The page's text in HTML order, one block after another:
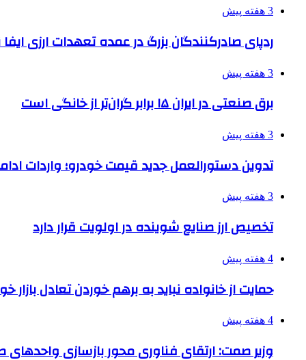
3 هفته پیش
ردپای صادرکنندگان بزرگ در عمده تعهدات ارزی
3 هفته پیش
برق صنعتی در ایران ۱۵ برابر گران‌تر از خانگی است
3 هفته پیش
تدوین دستورالعمل جدید قیمت خودرو؛ واردات
3 هفته پیش
تخصیص ارز صنایع شوینده در اولویت قرار دارد
4 هفته پیش
حمایت از خانواده نباید به برهم خوردن تعادل
4 هفته پیش
وزیر صمت: ارتقای فناوری محور بازسازی